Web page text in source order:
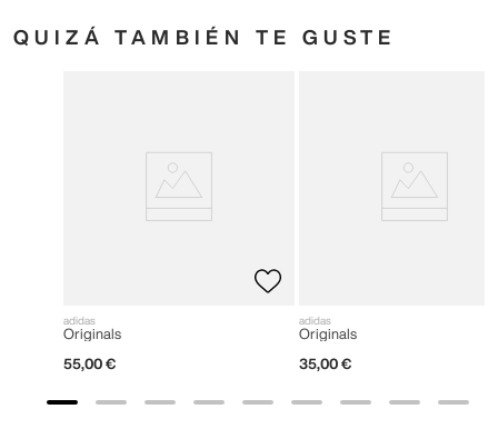
QUIZÁ TAMBIÉN TE GUSTE
adidas
Originals
55,00 €
adidas
Originals
35,00 €